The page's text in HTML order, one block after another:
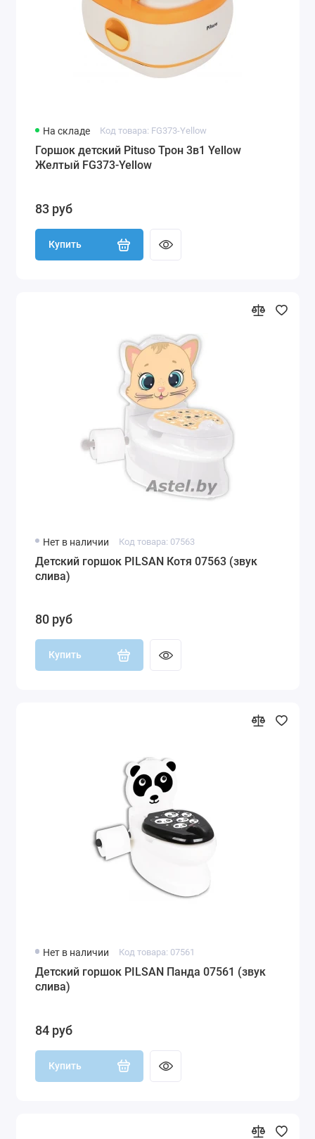
На складе Код товара: FG373-Yellow
Горшок детский Pituso Трон 3в1 Yellow
Желтый FG373-Yellow
83 руб
Купить
Нет в наличии Код товара: 07563
Детский горшок PILSAN Котя 07563 (звук
слива)
80 руб
Купить
Нет в наличии Код товара: 07561
Детский горшок PILSAN Панда 07561 (звук
слива)
84 руб
Купить